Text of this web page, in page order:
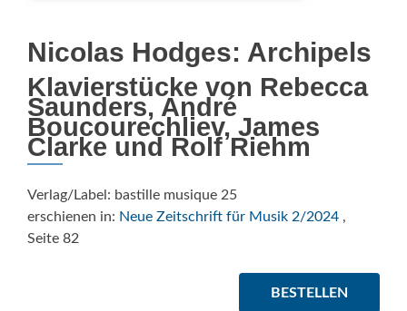
Nicolas Hodges: Archipels
Klavierstücke von Rebecca
Saunders, André
Boucourechliev, James
Clarke und Rolf Riehm
Verlag/Label: bastille musique 25
erschienen in: Neue Zeitschrift für Musik 2/2024 ,
Seite 82
BESTELLEN